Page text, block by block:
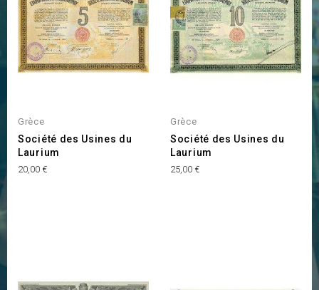
Grèce
Société des Usines du
Laurium
Prix
20,00 €
Grèce
Société des Usines du
Laurium
Prix
25,00 €